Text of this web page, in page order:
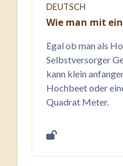
DEUTSCH
Wie man mit
Egal ob man als
Selbstversorger
kann klein
Hochbeet oder
Quadrat Meter.